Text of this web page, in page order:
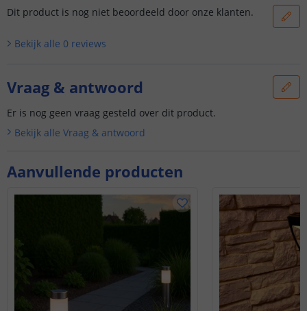
Aanvullende producten
Dit product is nog niet beoordeeld door onze klanten.
Bekijk alle 0 reviews
Vraag & antwoord
Er is nog geen vraag gesteld over dit product.
Bekijk alle Vraag & antwoord